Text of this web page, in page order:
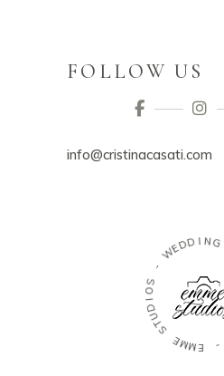
FOLLOW US
info@cristinacasati.com
WEDD ING
-
E
M
M
E
S
T
U
D
I
O
S